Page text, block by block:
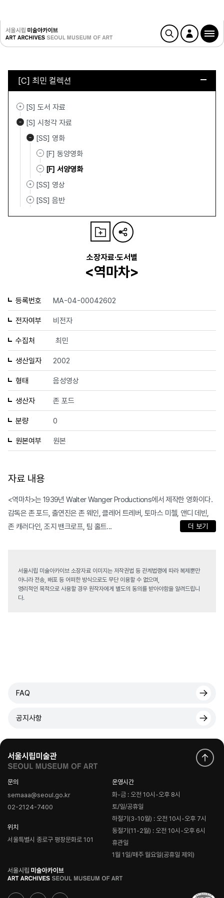
[C] 최민 컬렉션
[S] 도서 자료
[S] 시청각 자료
[SS] 영화
[F] 동양영화
[F] 서양영화
[SS] 영상
[SS] 음반
소장자료·도서별
<역마차>
등록번호 MA-04-00042602
전자여부 비전자
수집처 최민
생산일자 2002
형태 음성영상
생산자 존 포드
분량 0
원본여부 원본
자료 내용
<역마차>는 1939년 Walter Wanger Productions에서 제작한 영화이다.
감독은 존 포드, 출연진은 존 웨인, 클레어 트레버, 토마스 미첼, 앤디 데빈,
존 캐러다인, 조지 밴크로프, 팀 홀트...
더 보기
서울시립 미술아카이브 소장자료 이미지는 저작권법 등 관계법령에 따라 복제뿐만
아니라 전송, 배포 등 어떠한 방식으로도 무단 이용할 수 없으며,
영리적인 목적으로 사용할 경우 원작자에게 별도의 동의를 받아야함을 알려드립니
다.
FAQ
공지사항
문의
semaaa@seoul.go.kr
02-2124-7400
위치
서울특별시 종로구 평창문화로 101
운영시간
화-금 : 오전 10시-오후 8시
토/일/공휴일
하절기(3-10월) : 오전 10시-오후 7시
동절기(11-2월) : 오전 10시-오후 6시
휴관일
1월 1일/매주 월요일(공휴일 제외)
로
고